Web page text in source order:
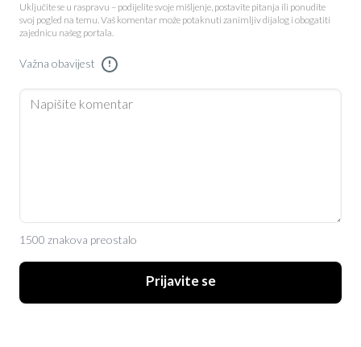
Uključite se u raspravu – podijelite svoje mišljenje, postavite pitanja ili ponudite
svoj pogled na temu. Vaš komentar može potaknuti zanimljiv dijalog i obogatiti
zajednicu našeg portala.
Važna obavijest !
1500 znakova preostalo
Prijavite se